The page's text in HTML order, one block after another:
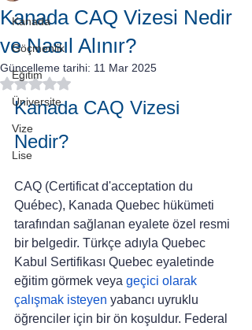
Kanada
Göçmenlik
Eğitim
Üniversite
Vize
Lise
Kanada CAQ Vizesi Nedir
ve Nasıl Alınır?
Güncelleme tarihi: 11 Mar 2025
5 üzerinden NaN yıldız
Kanada CAQ Vizesi
Nedir?
CAQ (Certificat d'acceptation du
Québec), Kanada Quebec hükümeti
tarafından sağlanan eyalete özel resmi
bir belgedir. Türkçe adıyla Quebec
Kabul Sertifikası Quebec eyaletinde
eğitim görmek veya geçici olarak
çalışmak isteyen yabancı uyruklu
öğrenciler için bir ön koşuldur. Federal